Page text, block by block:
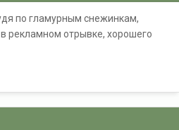
по гламурным снежинкам,
рекламном отрывке, хорошего